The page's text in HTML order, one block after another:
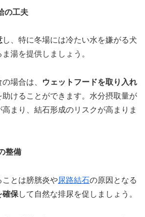
の工夫
し、特に冬場には冷たい水を嫌がる犬
湯を提供しましょう。
場合は、
ウェットフードを取り入れ
助けることができます。水分摂取量が
まり、結石形成のリスクが高まりま
整備
ことは膀胱炎や尿路結石の原因となる
確保して自然な排尿を促しましょう。